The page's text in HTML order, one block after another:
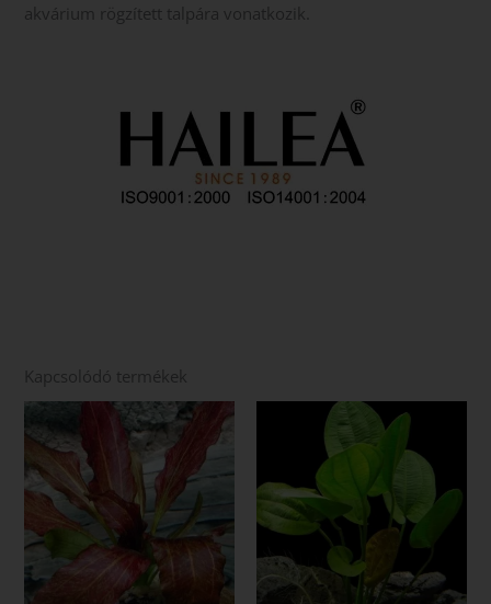
akvárium rögzített talpára vonatkozik.
Kapcsolódó termékek